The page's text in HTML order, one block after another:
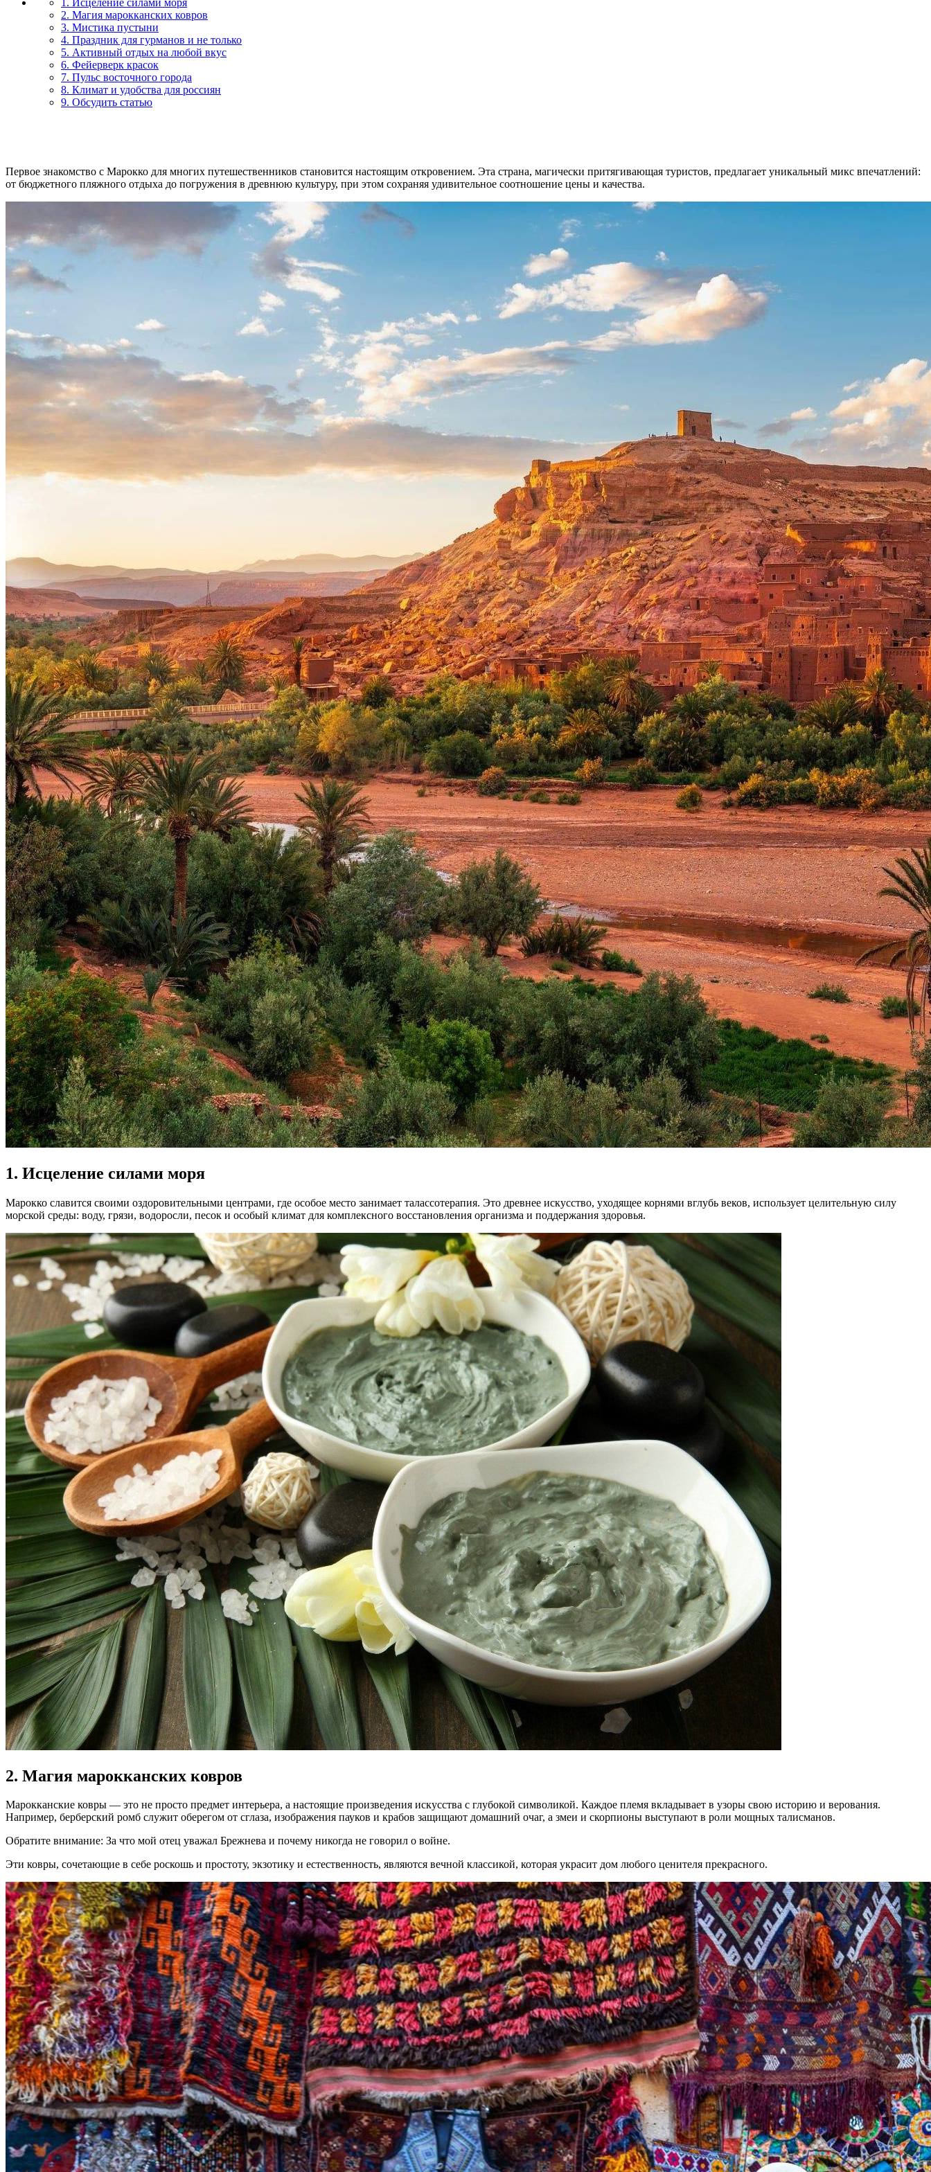
2. Магия марокканских ковров
3. Мистика пустыни
4. Праздник для гурманов и не только
5. Активный отдых на любой вкус
6. Фейерверк красок
7. Пульс восточного города
8. Климат и удобства для россиян
9. Обсудить статью
Первое знакомство с Марокко для многих путешественников становится настоящим откровением. Эта страна, магически притягивающая туристов, предлагает уникальный микс впечатлений:
от бюджетного пляжного отдыха до погружения в древнюю культуру, при этом сохраняя удивительное соотношение цены и качества.
1. Исцеление силами моря
Марокко славится своими оздоровительными центрами, где особое место занимает талассотерапия. Это древнее искусство, уходящее корнями вглубь веков, использует целительную силу
морской среды: воду, грязи, водоросли, песок и особый климат для комплексного восстановления организма и поддержания здоровья.
2. Магия марокканских ковров
Марокканские ковры — это не просто предмет интерьера, а настоящие произведения искусства с глубокой символикой. Каждое племя вкладывает в узоры свою историю и верования.
Например, берберский ромб служит оберегом от сглаза, изображения пауков и крабов защищают домашний очаг, а змеи и скорпионы выступают в роли мощных талисманов.
Обратите внимание: За что мой отец уважал Брежнева и почему никогда не говорил о войне.
Эти ковры, сочетающие в себе роскошь и простоту, экзотику и естественность, являются вечной классикой, которая украсит дом любого ценителя прекрасного.